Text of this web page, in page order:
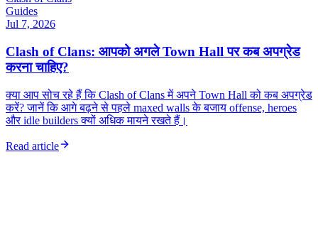
Guides
Jul 7, 2026
Clash of Clans: आपको अगले Town Hall पर कब अपग्रेड
करना चाहिए?
क्या आप सोच रहे हैं कि Clash of Clans में अपने Town Hall को कब अपग्रेड
करें? जानें कि आगे बढ़ने से पहले maxed walls के बजाय offense, heroes
और idle builders क्यों अधिक मायने रखते हैं।
Read article